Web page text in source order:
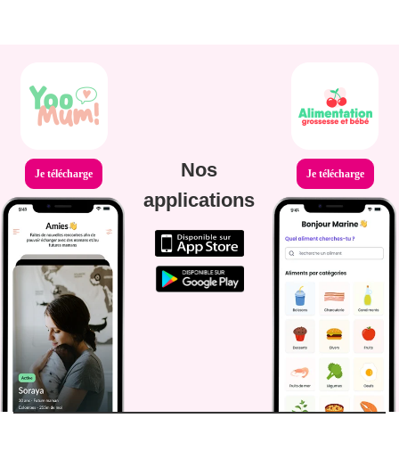
Je télécharge
Nos
applications
Je télécharge